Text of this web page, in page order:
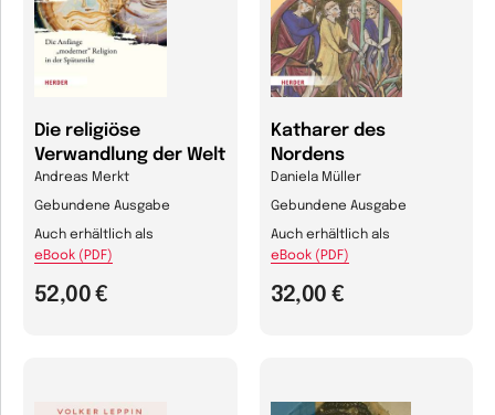
Die religiöse
Verwandlung der Welt
Andreas Merkt
Gebundene Ausgabe
52,00 €
Auch erhältlich als
eBook (PDF)
Katharer des
Nordens
Daniela Müller
Gebundene Ausgabe
32,00 €
Auch erhältlich als
eBook (PDF)